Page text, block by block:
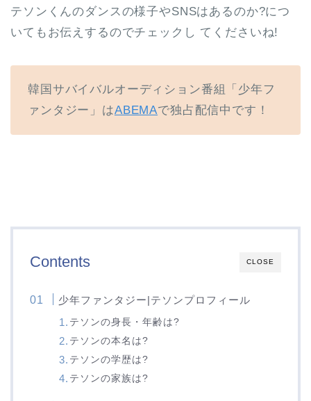
テソンくんのダンスの様子やSNSはあるのか?につ
いてもお伝えするのでチェックし てくださいね!
韓国サバイバルオーディション番組「少年フ
ァンタジー」はABEMAで独占配信中です！
CLOSE
Contents
少年ファンタジー|テソンプロフィール
テソンの身長・年齢は?
テソンの本名は?
テソンの学歴は?
テソンの家族は?